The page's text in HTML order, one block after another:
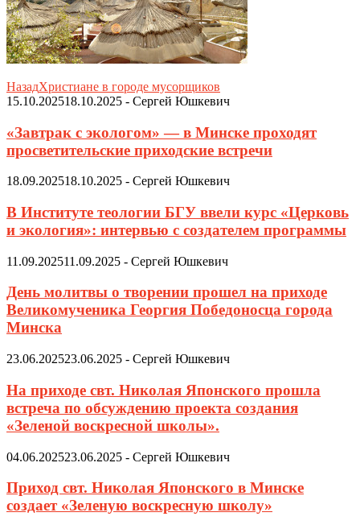
НазадХристиане в городе мусорщиков
15.10.202518.10.2025 - Сергей Юшкевич
«Завтрак с экологом» — в Минске проходят
просветительские приходские встречи
18.09.202518.10.2025 - Сергей Юшкевич
В Институте теологии БГУ ввели курс «Церковь
и экология»: интервью с создателем программы
11.09.202511.09.2025 - Сергей Юшкевич
День молитвы о творении прошел на приходе
Великомученика Георгия Победоносца города
Минска
23.06.202523.06.2025 - Сергей Юшкевич
На приходе свт. Николая Японского прошла
встреча по обсуждению проекта создания
«Зеленой воскресной школы».
04.06.202523.06.2025 - Сергей Юшкевич
Приход свт. Николая Японского в Минске
создает «Зеленую воскресную школу»